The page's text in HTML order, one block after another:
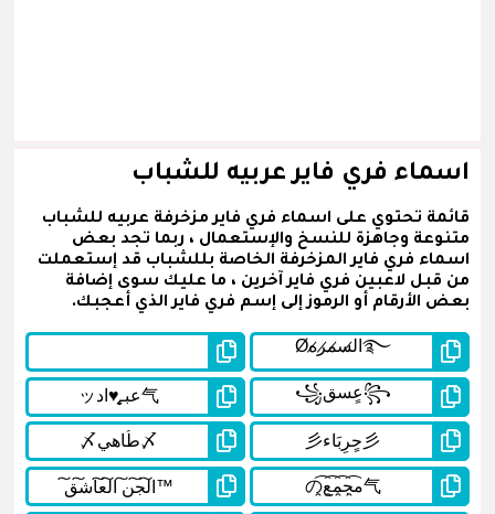
اسماء فري فاير عربيه للشباب
قائمة تحتوي على اسماء فري فاير مزخرفة عربيه للشباب
متنوعة وجاهزة للنسخ والإستعمال ، ربما تجد بعض
اسماء فري فاير المزخرفة الخاصة بللشباب قد إستعملت
من قبل لاعبين فري فاير آخرين ، ما عليك سوى إضافة
بعض الأرقام أو الرموز إلى إسم فري فاير الذي أعجبك.